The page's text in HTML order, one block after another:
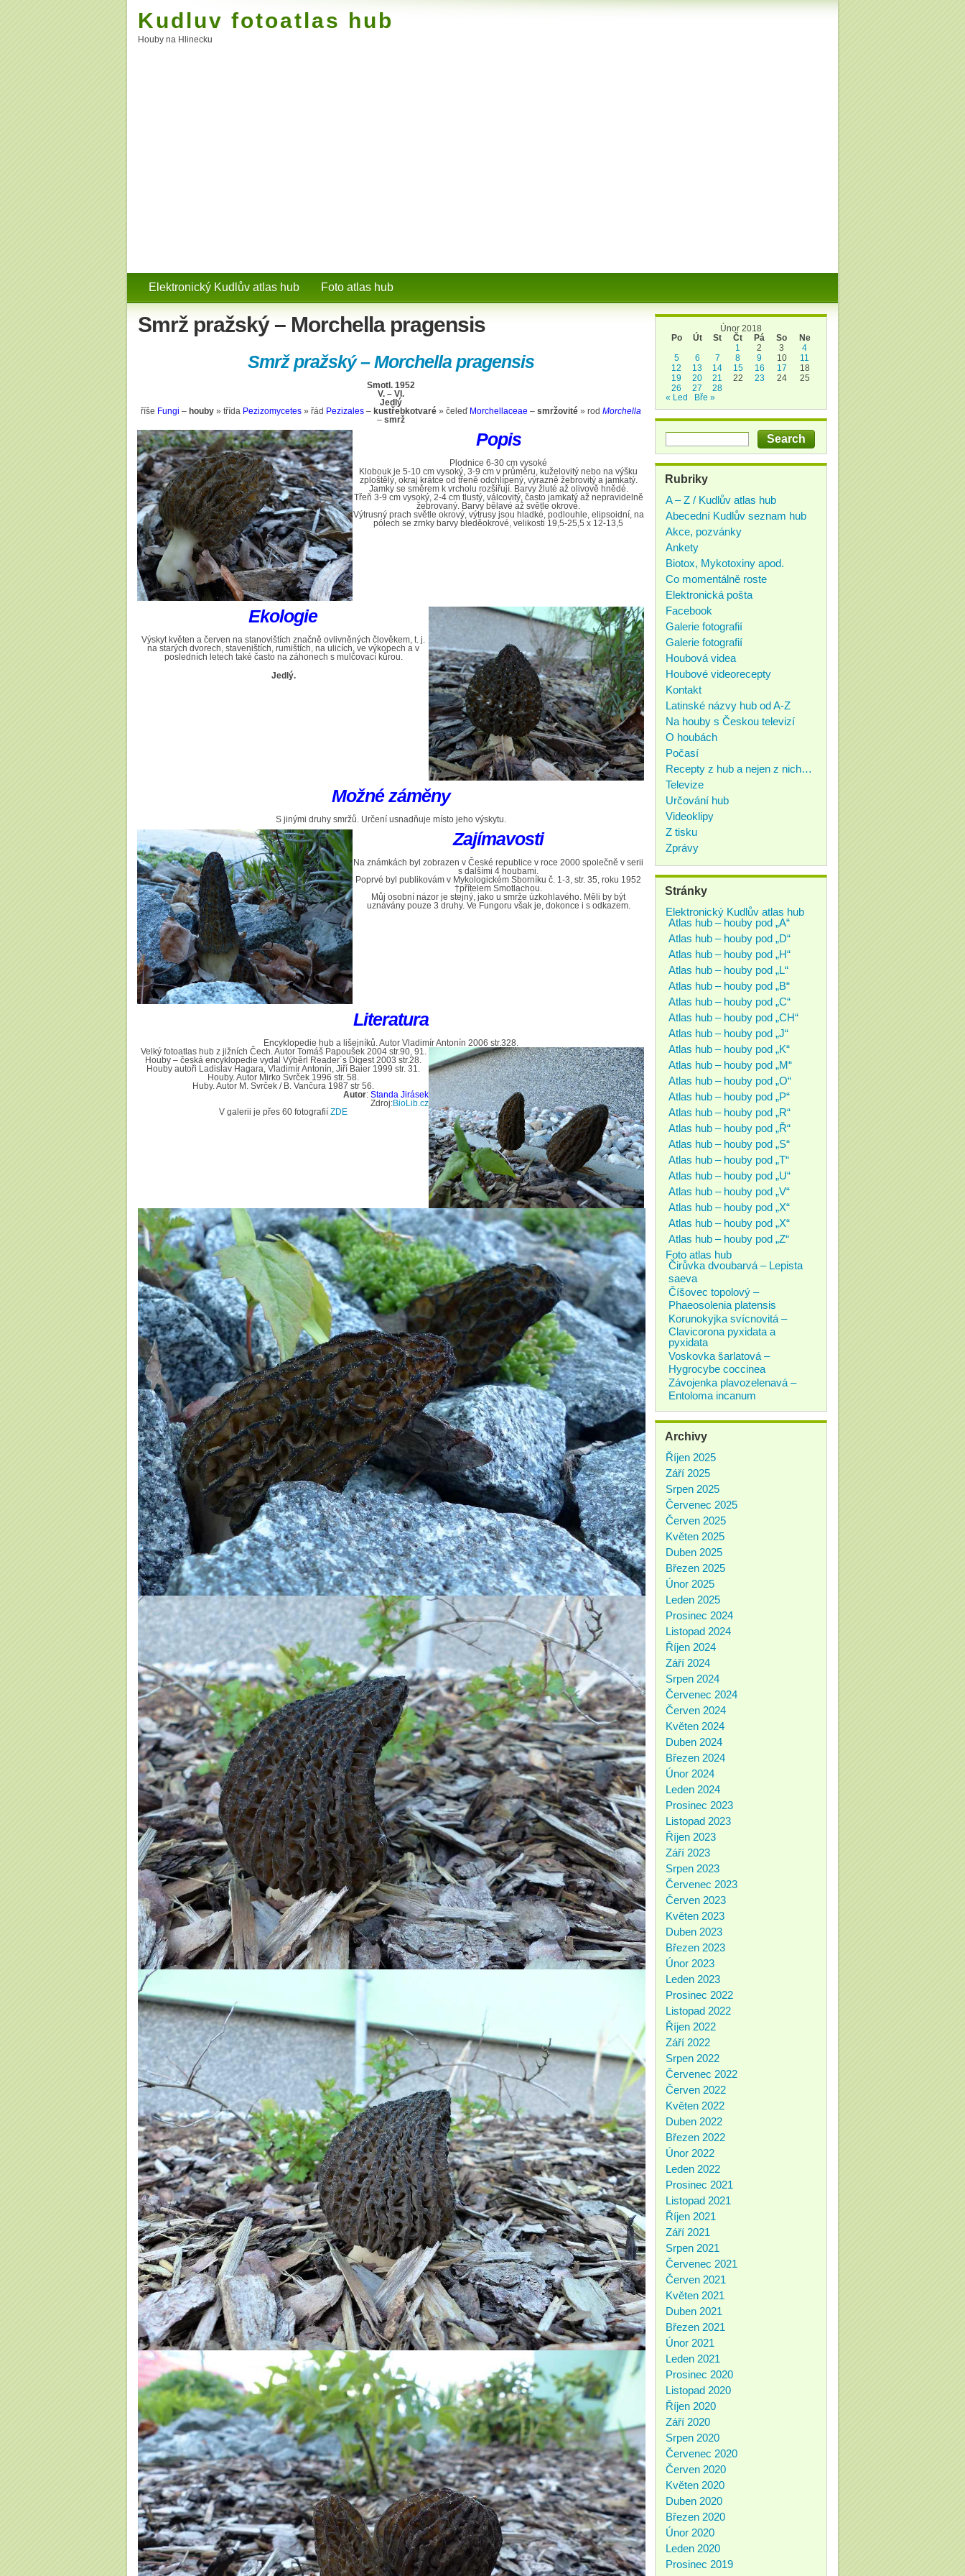
Kudluv fotoatlas hub
Houby na Hlinecku
Elektronický Kudlův atlas hub Foto atlas hub
Smrž pražský – Morchella pragensis
Smrž pražský – Morchella pragensis
Smotl. 1952
V. – VI.
Jedlý
říše Fungi – houby » třída Pezizomycetes » řád Pezizales – kustřebkotvaré » čeleď Morchellaceae – smržovité » rod Morchella
– smrž
Popis
Plodnice 6-30 cm vysoké
Klobouk je 5-10 cm vysoký, 3-9 cm v průměru, kuželovitý nebo na výšku
zploštělý, okraj krátce od třeně odchlípený, výrazně žebrovitý a jamkatý.
Jamky se směrem k vrcholu rozšiřují. Barvy žluté až olivově hnědé.
Třeň 3-9 cm vysoký, 2-4 cm tlustý, válcovitý, často jamkatý až nepravidelně
žebrovaný. Barvy bělavé až světle okrové.
Výtrusný prach světle okrový, výtrusy jsou hladké, podlouhle, elipsoidní, na
pólech se zrnky barvy bleděokrové, velikosti 19,5-25,5 x 12-13,5
Ekologie
Výskyt květen a červen na stanovištích značně ovlivněných člověkem, t. j.
na starých dvorech, staveništích, rumištích, na ulicích, ve výkopech a v
posledních letech také často na záhonech s mulčovací kůrou.
Jedlý.
Možné záměny
S jinými druhy smržů. Určení usnadňuje místo jeho výskytu.
Zajímavosti
Na známkách byl zobrazen v České republice v roce 2000 společně v serii
s dalšími 4 houbami.
Poprvé byl publikovám v Mykologickém Sborníku č. 1-3, str. 35, roku 1952
†přítelem Smotlachou.
Můj osobní názor je stejný, jako u smrže úzkohlavého. Měli by být
uznávány pouze 3 druhy. Ve Fungoru však je, dokonce i s odkazem.
Literatura
Encyklopedie hub a lišejníků. Autor Vladimír Antonín 2006 str.328.
Velký fotoatlas hub z jižních Čech. Autor Tomáš Papoušek 2004 str.90, 91.
Houby – česká encyklopedie vydal Výběrl Reader´s Digest 2003 str.28.
Houby autoři Ladislav Hagara, Vladimír Antonín, Jiří Baier 1999 str. 31.
Houby. Autor Mirko Svrček 1996 str. 58.
Huby. Autor M. Svrček / B. Vančura 1987 str 56.
Autor: Standa Jirásek
Zdroj:BioLib.cz
V galerii je přes 60 fotografií ZDE
Únor 2018
Po
Út St Čt Pá So
Ne
1
2 3
4
5
6 7 8 9 10
11
12
13 14 15 16 17
18
19
20 21 22 23 24
25
26
27
28
« Led
Bře »
Rubriky
A – Z / Kudlův atlas hub
Abecední Kudlův seznam hub
Akce, pozvánky
Ankety
Biotox, Mykotoxiny apod.
Co momentálně roste
Elektronická pošta
Facebook
Galerie fotografií
Galerie fotografií
Houbová videa
Houbové videorecepty
Kontakt
Latinské názvy hub od A-Z
Na houby s Českou televizí
O houbách
Počasí
Recepty z hub a nejen z nich…
Televize
Určování hub
Videoklipy
Z tisku
Zprávy
Stránky
Elektronický Kudlův atlas hub
Atlas hub – houby pod „A“
Atlas hub – houby pod „D“
Atlas hub – houby pod „H“
Atlas hub – houby pod „L“
Atlas hub – houby pod „B“
Atlas hub – houby pod „C“
Atlas hub – houby pod „CH“
Atlas hub – houby pod „J“
Atlas hub – houby pod „K“
Atlas hub – houby pod „M“
Atlas hub – houby pod „O“
Atlas hub – houby pod „P“
Atlas hub – houby pod „R“
Atlas hub – houby pod „Ř“
Atlas hub – houby pod „S“
Atlas hub – houby pod „T“
Atlas hub – houby pod „U“
Atlas hub – houby pod „V“
Atlas hub – houby pod „X“
Atlas hub – houby pod „X“
Atlas hub – houby pod „Z“
Foto atlas hub
Čirůvka dvoubarvá – Lepista
saeva
Číšovec topolový –
Phaeosolenia platensis
Korunokyjka svícnovitá –
Clavicorona pyxidata a
pyxidata
Voskovka šarlatová –
Hygrocybe coccinea
Závojenka plavozelenavá –
Entoloma incanum
Archivy
Říjen 2025
Září 2025
Srpen 2025
Červenec 2025
Červen 2025
Květen 2025
Duben 2025
Březen 2025
Únor 2025
Leden 2025
Prosinec 2024
Listopad 2024
Říjen 2024
Září 2024
Srpen 2024
Červenec 2024
Červen 2024
Květen 2024
Duben 2024
Březen 2024
Únor 2024
Leden 2024
Prosinec 2023
Listopad 2023
Říjen 2023
Září 2023
Srpen 2023
Červenec 2023
Červen 2023
Květen 2023
Duben 2023
Březen 2023
Únor 2023
Leden 2023
Prosinec 2022
Listopad 2022
Říjen 2022
Září 2022
Srpen 2022
Červenec 2022
Červen 2022
Květen 2022
Duben 2022
Březen 2022
Únor 2022
Leden 2022
Prosinec 2021
Listopad 2021
Říjen 2021
Září 2021
Srpen 2021
Červenec 2021
Červen 2021
Květen 2021
Duben 2021
Březen 2021
Únor 2021
Leden 2021
Prosinec 2020
Listopad 2020
Říjen 2020
Září 2020
Srpen 2020
Červenec 2020
Červen 2020
Květen 2020
Duben 2020
Březen 2020
Únor 2020
Leden 2020
Prosinec 2019